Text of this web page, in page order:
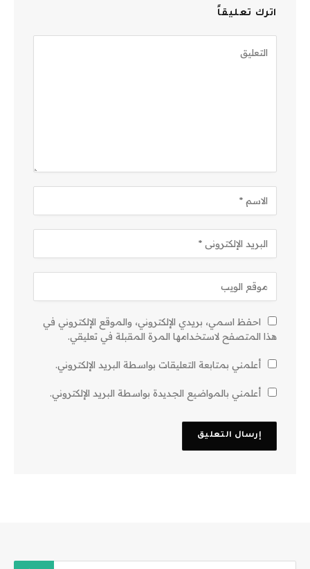
اترك تعليقاً
احفظ اسمي، بريدي الإلكتروني، والموقع الإلكتروني في
هذا المتصفح لاستخدامها المرة المقبلة في تعليقي.
أعلمني بمتابعة التعليقات بواسطة البريد الإلكتروني.
أعلمني بالمواضيع الجديدة بواسطة البريد الإلكتروني.